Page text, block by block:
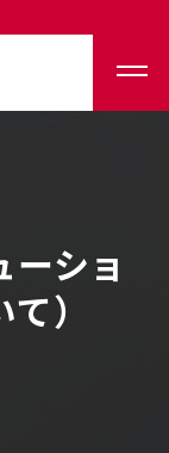
ーショ
）